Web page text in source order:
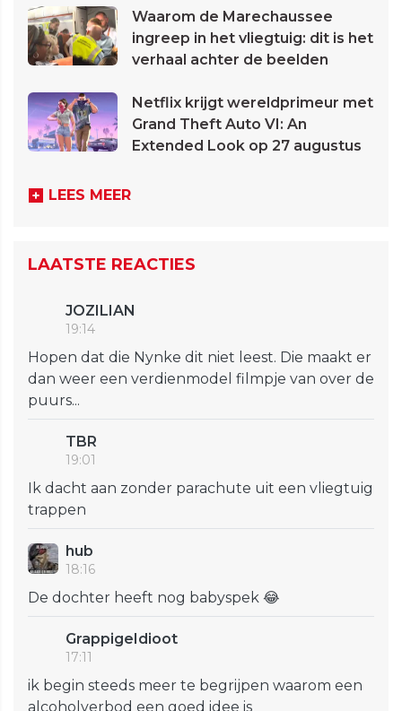
Waarom de Marechaussee
ingreep in het vliegtuig: dit is het
verhaal achter de beelden
Netflix krijgt wereldprimeur met
Grand Theft Auto VI: An
Extended Look op 27 augustus
LEES MEER
LAATSTE REACTIES
JOZILIAN
19:14
Hopen dat die Nynke dit niet leest. Die maakt er
dan weer een verdienmodel filmpje van over de
puurs...
TBR
19:01
Ik dacht aan zonder parachute uit een vliegtuig
trappen
hub
18:16
De dochter heeft nog babyspek 😂
GrappigeIdioot
17:11
ik begin steeds meer te begrijpen waarom een
alcoholverbod een goed idee is